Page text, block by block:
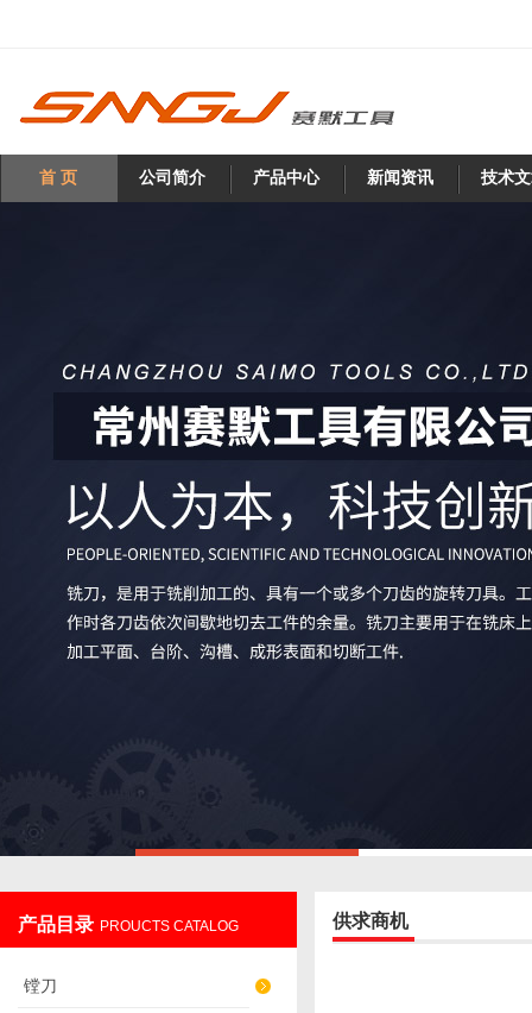
首 页 公司简介 产品中心 新闻资讯 技术
产品目录 PROUCTS CATALOG
镗刀
供求商机